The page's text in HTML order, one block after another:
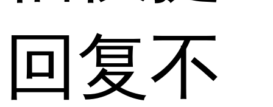
回复不